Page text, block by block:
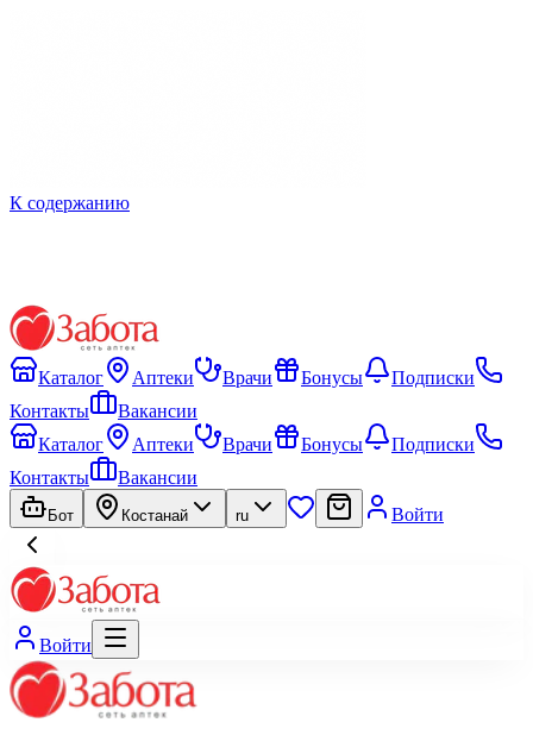
К содержанию
Каталог Аптеки Врачи Бонусы
Подписки
Контакты
Вакансии
Каталог
Аптеки Врачи Бонусы
Подписки
Контакты
Вакансии
Бот Костанай ru Войти
Войти